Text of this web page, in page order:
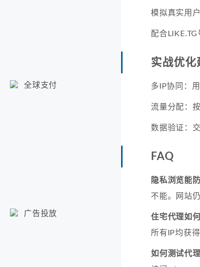
全球支付
广告投放
模拟真实用
配合
实战优化
多IP协同：
流量分配：
数据验证：
FAQ
隐私浏览能
不能。网站
住宅代理如
所有IP均获
如何测试代理